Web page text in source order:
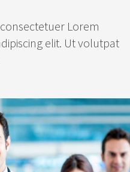
Lorem
elit. Ut volutpat